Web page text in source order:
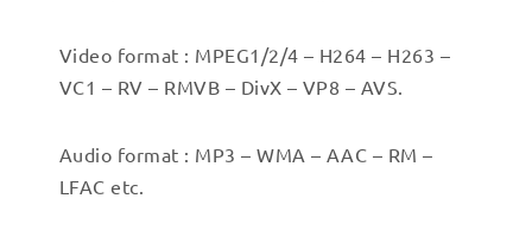
Video format : MPEG1/2/4 – H264 – H263 –
VC1 – RV – RMVB – DivX – VP8 – AVS.
Audio format : MP3 – WMA – AAC – RM –
LFAC etc.